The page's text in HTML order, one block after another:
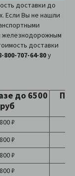
доставки до
Если Вы не нашли
железнодорожным
доставки
800-707-64-80у
до 6500
руб
800 ₽
800 ₽
800 ₽
800 ₽